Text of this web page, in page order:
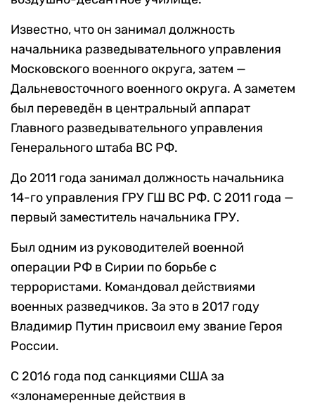
Известно, что он занимал должность
начальника разведывательного управления
Московского военного округа, затем —
Дальневосточного военного округа. А заметем
был переведён в центральный аппарат
Главного разведывательного управления
Генерального штаба ВС РФ.
До 2011 года занимал должность начальника
14-го управления ГРУ ГШ ВС РФ. С 2011 года —
первый заместитель начальника ГРУ.
Был одним из руководителей военной
операции РФ в Сирии по борьбе с
террористами. Командовал действиями
военных разведчиков. За это в 2017 году
Владимир Путин присвоил ему звание Героя
России.
С 2016 года под санкциями США за
«злонамеренные действия в